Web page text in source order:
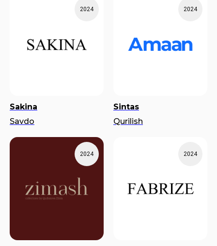
2024
Sakina
Savdo
2024
Sintas
Qurilish
2024 2024